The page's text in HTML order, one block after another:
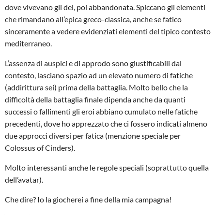
dove vivevano gli dei, poi abbandonata. Spiccano gli elementi
che rimandano all’epica greco-classica, anche se fatico
sinceramente a vedere evidenziati elementi del tipico contesto
mediterraneo.
L’assenza di auspici e di approdo sono giustificabili dal
contesto, lasciano spazio ad un elevato numero di fatiche
(addirittura sei) prima della battaglia. Molto bello che la
difficoltà della battaglia finale dipenda anche da quanti
successi o fallimenti gli eroi abbiano cumulato nelle fatiche
precedenti, dove ho apprezzato che ci fossero indicati almeno
due approcci diversi per fatica (menzione speciale per
Colossus of Cinders).
Molto interessanti anche le regole speciali (soprattutto quella
dell’avatar).
Che dire? Io la giocherei a fine della mia campagna!